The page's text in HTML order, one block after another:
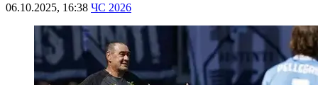
06.10.2025, 16:38 ЧС 2026